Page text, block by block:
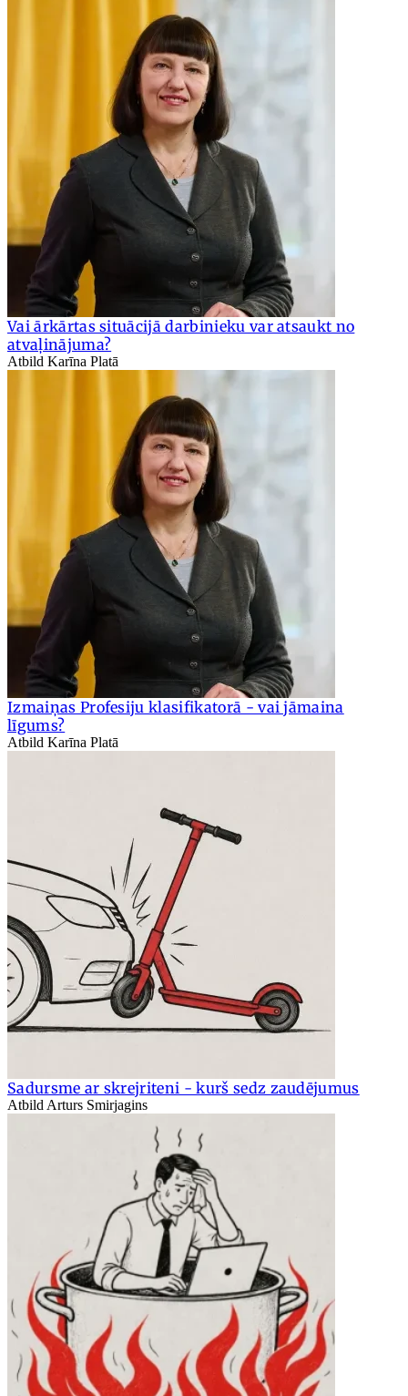
Vai ārkārtas situācijā darbinieku var atsaukt no
atvaļinājuma?
Atbild Karīna Platā
Izmaiņas Profesiju klasifikatorā - vai jāmaina
līgums?
Atbild Karīna Platā
Sadursme ar skrejriteni - kurš sedz zaudējumus
Atbild Arturs Smirjagins